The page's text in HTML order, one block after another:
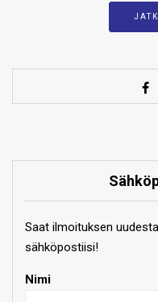
Saat ilmoituksen
sähköpostiisi!
Nimi